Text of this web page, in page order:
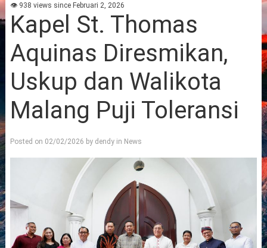
👁 938 views since Februari 2, 2026
Kapel St. Thomas
Aquinas Diresmikan,
Uskup dan Walikota
Malang Puji Toleransi
Posted on 02/02/2026 by dendyin News